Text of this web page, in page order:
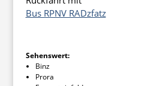
Bus RPNV RADzfatz
Sehenswert:
Binz
Prora